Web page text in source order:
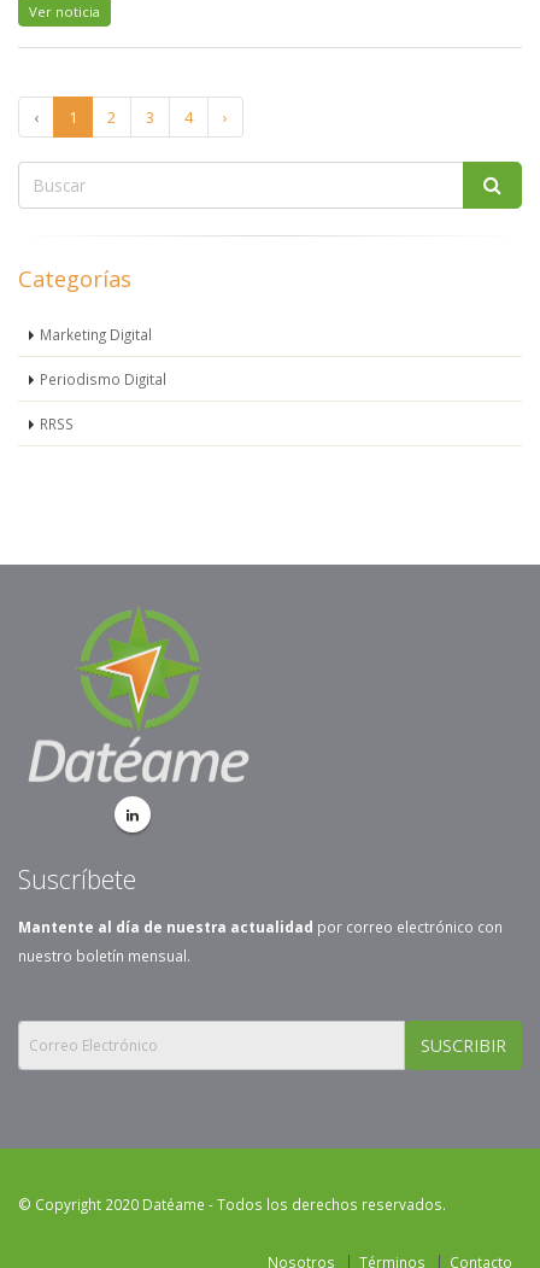
Ver noticia
‹ 1 2 3 4 ›
Categorías
Marketing Digital
Periodismo Digital
RRSS
Suscríbete
Mantente al día de nuestra actualidad por correo electrónico con
nuestro boletín mensual.
SUSCRIBIR
© Copyright 2020 Datéame - Todos los derechos reservados.
Nosotros Términos Contacto